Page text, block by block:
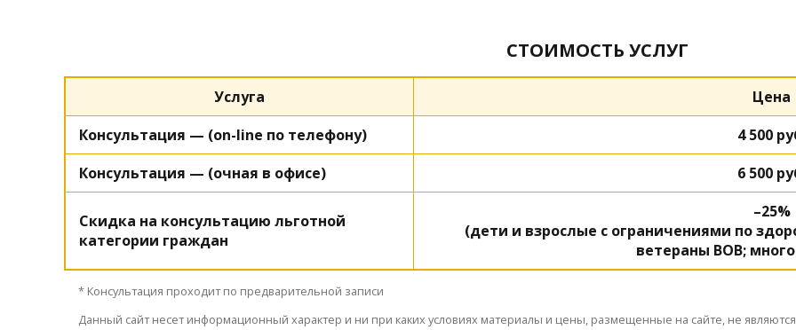
СТОИМОСТЬ УСЛУГ
Услуга
Цена
Консультация — (on-line по телефону)
4 500
Консультация — (очная в офисе)
6 500
Скидка на консультацию льготной
категории граждан
–25%
(дети и взрослые с ограничениями по
ветераны ВОВ;
* Консультация проходит по предварительной записи
Данный сайт несет информационный характер и ни при каких условиях материалы и цены, размещенные на сайте, не